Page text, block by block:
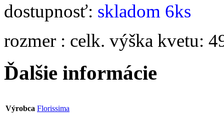
dostupnosť: skladom 6ks
rozmer : celk. výška kvetu:
Ďalšie informácie
Výrobca Florissima